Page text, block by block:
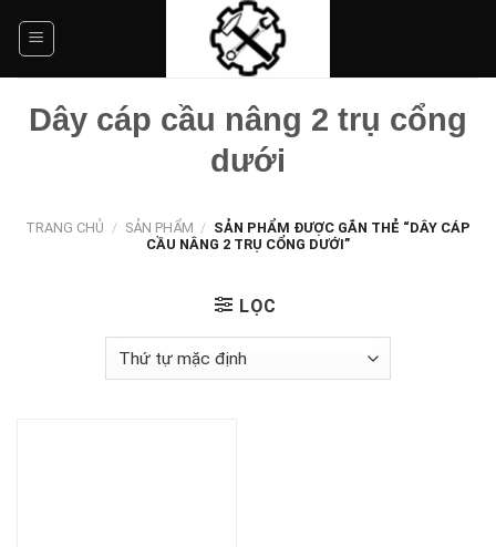
Dây cáp cầu nâng 2 trụ cổng
dưới
TRANG CHỦ / SẢN PHẨM / SẢN PHẨM ĐƯỢC GẮN THẺ “DÂY CÁP
CẦU NÂNG 2 TRỤ CỔNG DƯỚI”
LỌC